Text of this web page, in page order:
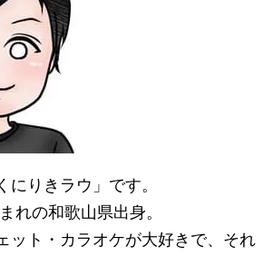
にりきラウ」です。
れの和歌山県出身。
ット・カラオケが大好きで、それ